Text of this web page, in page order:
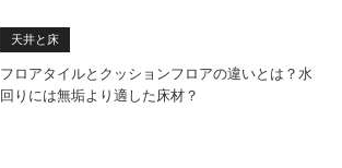
天井と床
フロアタイルとクッションフロアの違いとは？水
回りには無垢より適した床材？